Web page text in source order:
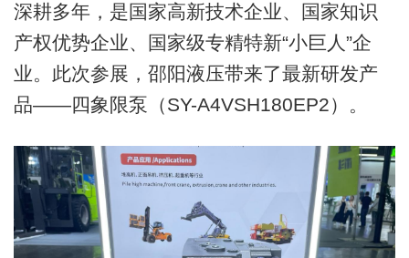
深耕多年，是国家高新技术企业、国家知识
产权优势企业、国家级专精特新“小巨人”企
业。此次参展，邵阳液压带来了最新研发产
品——四象限泵（SY-A4VSH180EP2）。